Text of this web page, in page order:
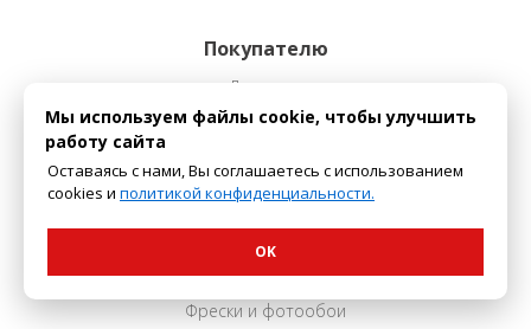
Покупателю
Доставка
Способы оплаты
Наш каталог
Интерьерная краска
Лепной декор
Фрески и фотообои
Мы используем файлы cookie, чтобы улучшить
работу сайта
Оставаясь с нами, Вы соглашаетесь с использованием
cookies и политикой конфиденциальности.
OK